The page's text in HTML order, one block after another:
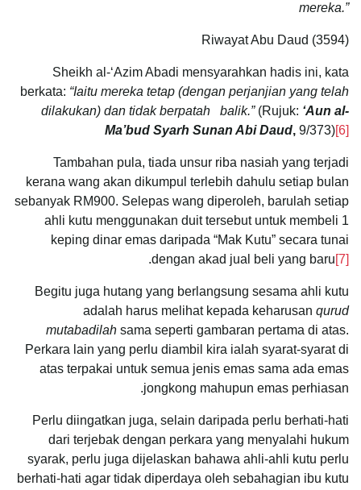
mereka.”
Riwayat Abu Daud (3594)
Sheikh al-‘Azim Abadi mensyarahkan hadis ini, kata
berkata: “Iaitu mereka tetap (dengan perjanjian yang telah
dilakukan) dan tidak berpatah balik.”(Rujuk: ‘Aun al-
Ma’bud Syarh Sunan Abi Daud, 9/373)[6]
Tambahan pula, tiada unsur riba nasiah yang terjadi
kerana wang akan dikumpul terlebih dahulu setiap bulan
sebanyak RM900. Selepas wang diperoleh, barulah setiap
ahli kutu menggunakan duit tersebut untuk membeli 1
keping dinar emas daripada “Mak Kutu” secara tunai
dengan akad jual beli yang baru[7]
.
Begitu juga hutang yang berlangsung sesama ahli kutu
adalah harus melihat kepada keharusan qurud
mutabadilah sama seperti gambaran pertama di atas.
Perkara lain yang perlu diambil kira ialah syarat-syarat di
atas terpakai untuk semua jenis emas sama ada emas
jongkong mahupun emas perhiasan.
Perlu diingatkan juga, selain daripada perlu berhati-hati
dari terjebak dengan perkara yang menyalahi hukum
syarak, perlu juga dijelaskan bahawa ahli-ahli kutu perlu
berhati-hati agar tidak diperdaya oleh sebahagian ibu kutu